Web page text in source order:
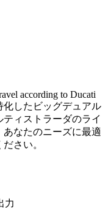
according to Ducati
化したビッグデュアル
ィストラーダのライ
あなたのニーズに最適
さい。
力